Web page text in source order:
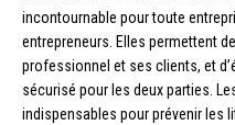
incontournable pour toute
entrepreneurs. Elles permettent
professionnel et ses clients, et
sécurisé pour les deux parties.
indispensables pour prévenir les